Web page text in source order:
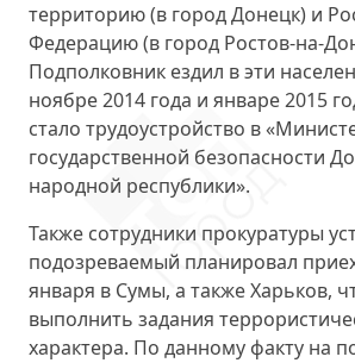
территорию (в город Донецк) и
Федерацию (в город Ростов-на-
Подполковник ездил в эти
ноябре 2014 года и январе 2015
стало трудоустройство в «
государственной безопасности
народной республики».
Также сотрудники прокуратуры
подозреваемый планировал
января в Сумы, а также Харьков,
выполнить задания
характера. По данному факту на